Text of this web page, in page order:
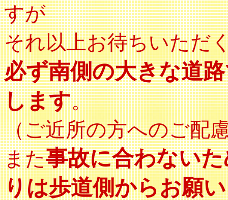
すが
それ以上お待ちいただ
必ず南側の大きな道
します。
（ご近所の方へのご配
また事故に合わない
りは歩道側からお願